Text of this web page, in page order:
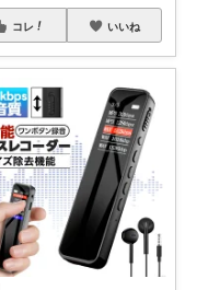
コレ いいね